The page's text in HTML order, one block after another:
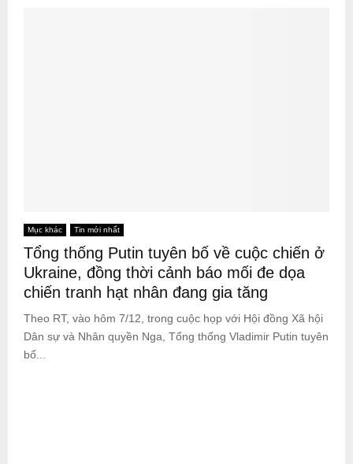
Mục khác Tin mới nhất
Tổng thống Putin tuyên bố về cuộc chiến ở
Ukraine, đồng thời cảnh báo mối đe dọa
chiến tranh hạt nhân đang gia tăng
Theo RT, vào hôm 7/12, trong cuộc họp với Hội đồng Xã hội
Dân sự và Nhân quyền Nga, Tổng thống Vladimir Putin tuyên
bố...